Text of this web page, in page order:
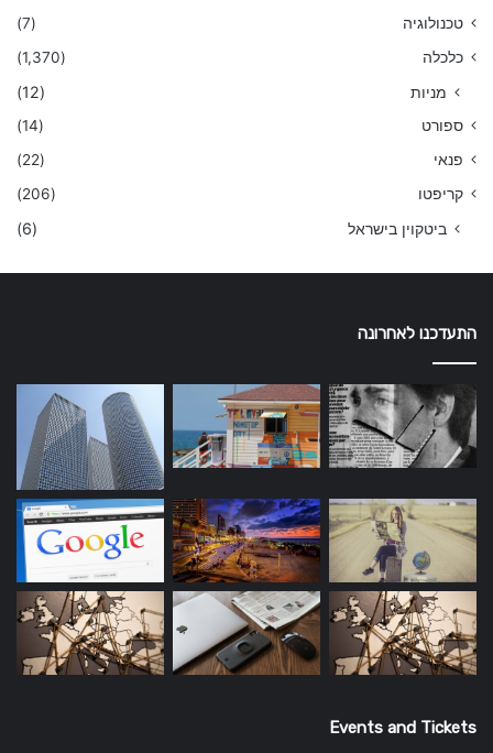
טכנולוגיה
(7)
כלכלה
(1,370)
מניות (12)
ספורט
(14)
פנאי
(22)
קריפטו
(206)
ביטקוין בישראל (6)
התעדכנו לאחרונה
Events and Tickets